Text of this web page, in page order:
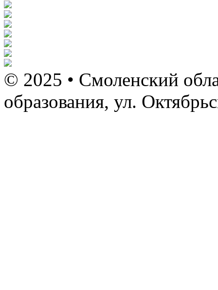
© 2025 • Смоленский
образования, ул.